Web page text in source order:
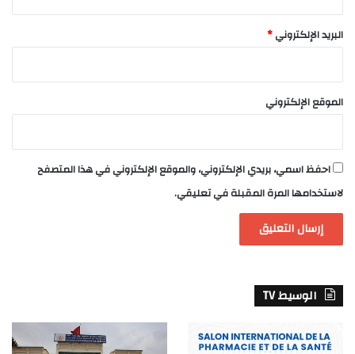
البريد الإلكتروني*
الموقع الإلكتروني
احفظ اسمي، بريدي الإلكتروني، والموقع الإلكتروني في هذا المتصفح
لاستخدامها المرة المقبلة في تعليقي.
الوسيط TV